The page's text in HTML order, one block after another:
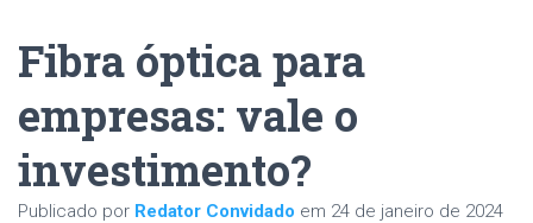
Fibra óptica para
empresas: vale o
investimento?
Publicado por Redator Convidado em 24 de janeiro de 2024